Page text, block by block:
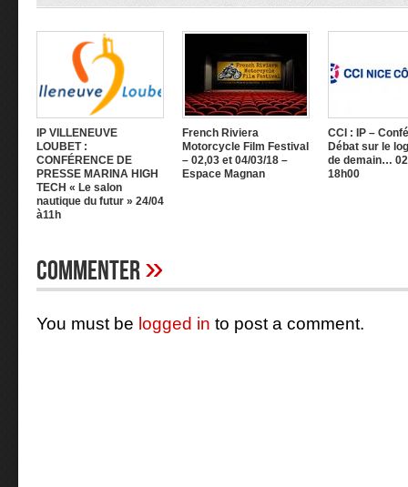
IP VILLENEUVE
LOUBET :
CONFÉRENCE DE
PRESSE MARINA HIGH
TECH « Le salon
nautique du futur » 24/04
à11h
French Riviera
Motorcycle Film Festival
– 02,03 et 04/03/18 –
Espace Magnan
CCI : IP –
Débat sur le
de demain…
18h00
Commenter»
You must be logged in to post a comment.